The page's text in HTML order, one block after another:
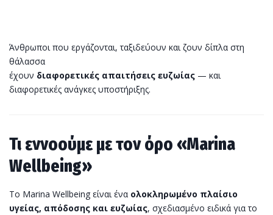
Άνθρωποι που εργάζονται, ταξιδεύουν και ζουν δίπλα στη
θάλασσα
έχουν διαφορετικές απαιτήσεις ευζωίας — και
διαφορετικές ανάγκες υποστήριξης.
Τι εννοούμε με τον όρο «Marina
Wellbeing»
Το Marina Wellbeing είναι ένα ολοκληρωμένο πλαίσιο
υγείας, απόδοσης και ευζωίας, σχεδιασμένο ειδικά για το